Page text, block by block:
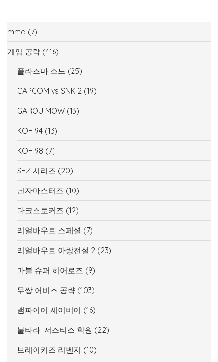
mmd (7)
게임 공략 (416)
플라즈마 소드 (25)
CAPCOM vs SNK 2 (19)
GAROU MOW (13)
KOF 94 (13)
KOF 98 (7)
SFZ 시리즈 (20)
닌자마스터즈 (10)
다크스토커즈 (12)
리얼바우트 스페셜 (7)
리얼바우트 아랑전설 2 (23)
마블 슈퍼 히어로즈 (9)
무쌍 어비스 공략 (103)
뱀파이어 세이비어 (16)
불타라! 저스티스 학원 (22)
브레이커즈 리벤지 (10)